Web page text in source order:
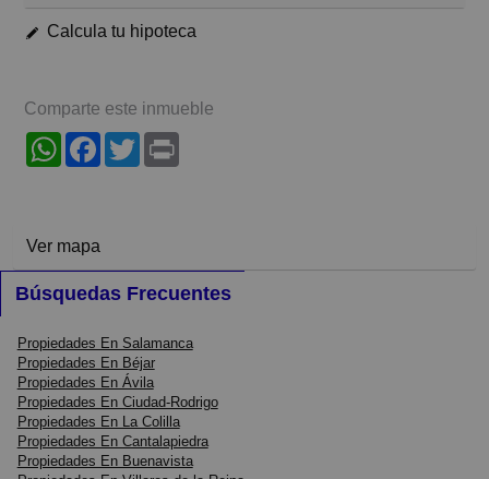
Calcula tu hipoteca
Comparte este inmueble
WhatsAppFacebook
Twitter
Ver mapa
Búsquedas Frecuentes
Propiedades En Salamanca
Propiedades En Béjar
Propiedades En Ávila
Propiedades En Ciudad-Rodrigo
Propiedades En La Colilla
Propiedades En Cantalapiedra
Propiedades En Buenavista